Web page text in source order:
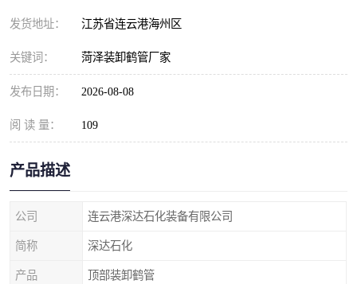
发货地址： 江苏省连云港海州区
关键词： 菏泽装卸鹤管厂家
发布日期： 2026-08-08
阅 读 量： 109
产品描述
公司 连云港深达石化装备有限公司
简称 深达石化
产品 顶部装卸鹤管